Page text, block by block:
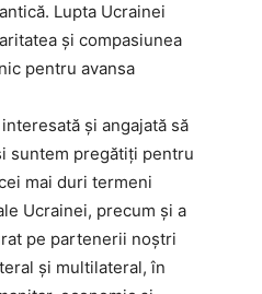
Lupta Ucrainei
și compasiunea
pentru avansa
și angajată să
suntem pregătiți pentru
mai duri termeni
Ucrainei, precum și a
pe partenerii noștri
și multilateral, în